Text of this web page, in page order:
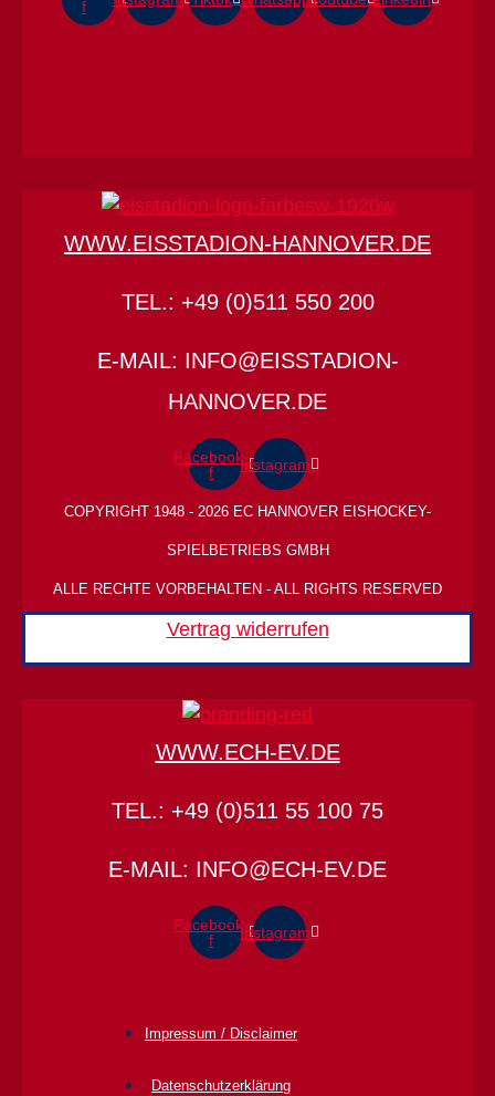
f
WWW.EISSTADION-HANNOVER.DE
TEL.: +49 (0)511 550 200
E-MAIL: INFO@EISSTADION-
HANNOVER.DE
Facebook-
f
Instagram
COPYRIGHT 1948 - 2026 EC HANNOVER EISHOCKEY-
SPIELBETRIEBS GMBH
ALLE RECHTE VORBEHALTEN - ALL RIGHTS RESERVED
Vertrag widerrufen
WWW.ECH-EV.DE
TEL.: +49 (0)511 55 100 75
E-MAIL: INFO@ECH-EV.DE
Facebook-
f
Instagram
Impressum / Disclaimer
Datenschutz­erklärung